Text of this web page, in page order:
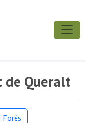
de Queralt
Forès